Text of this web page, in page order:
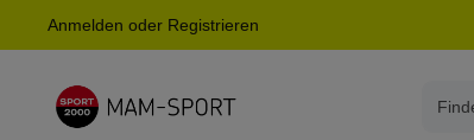
Zur Hauptnavigation springen
Anmelden oder Registrieren